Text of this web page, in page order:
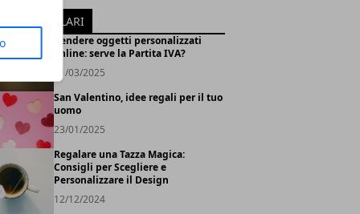
POPOLARI
Vendere oggetti personalizzati
online: serve la Partita IVA?
21/03/2025
San Valentino, idee regali per il tuo
uomo
23/01/2025
Regalare una Tazza Magica:
Consigli per Scegliere e
Personalizzare il Design
12/12/2024